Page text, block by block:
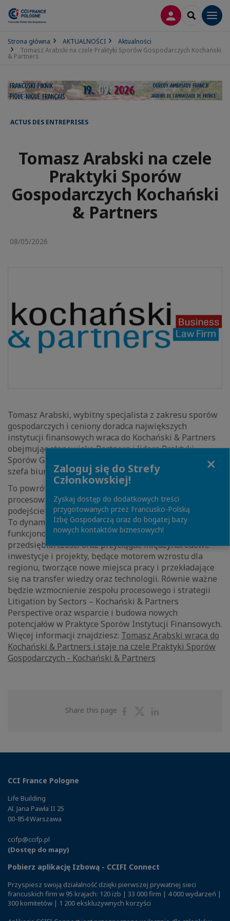
LOGOWANIE
SEARCH
Strona główna AKTUALNOŚCI
Aktualności
Tomasz Arabski na czele Praktyki Sporów Gospodarczych Kochański
& Partners
ACTUS DES ENTREPRISES
Tomasz Arabski na czele
Praktyki Sporów
Gospodarczych Kochański
& Partners
08/05/2026
Tomasz Arabski, wybitny specjalista z zakresu sporów
gospodarczych i ceniony doradca największych
instytucji finansowych wraca do Kochański & Partners
obejmując stanowisko Partnera i lidera Praktyki
Sporów Gospodarczych (Commercial Disputes) oraz
szefa biura kancelarii w Krakowie.
To powrót cenionego eksperta, który swoją wiedzę
procesową łączy z biznesowym, czysto pragmatycznym
podejściem. Misja Tomasza opiera się na kilku filarach.
To dynamiczny rozwój krakowskiego biura, które ma
funkcjonować jako hub dla silnych, lokalnych liderów
przedsiębiorczości oraz przyciągać międzynarodowe
inwestycje i projekty, będące motorem wzrostu dla
regionu, tworzące nowe miejsca pracy i przekładające
się na transfer wiedzy oraz technologii. Równie ważne
będzie wzmocnienie zespołu procesowego i strategii
Litigation by Sectors – Kochański & Partners
Perspective oraz wsparcie i budowa nowych
potencjałów w Praktyce Sporów Instytucji Finansowych.
Więcej informacji znajdziesz: Tomasz Arabski wraca do
Kochański & Partners i staje na czele Praktyki Sporów
Gospodarczych - Kochański & Partners
Share this page
ShareShare
CCI France Pologne
Life Building
Al. Jana Pawła II 25
00-854 Warszawa
ccifp@ccifp.pl
(Dostęp do mapy)
Pobierz aplikację Izbową - CCIFI Connect
Przyspiesz swoją działalność dzięki pierwszej prywatnej sieci
francuskich firm w 95 krajach: 120 izb | 33 000 firm | 4 000 wydarzeń |
300 komitetów | 1 200 ekskluzywnych korzyści
Zaloguj się do Strefy
Członkowskiej!
Zyskaj dostęp do dodatkowych treści
przygotowanych przez Francusko-Polską
Izbę Gospodarczą oraz do bogatej bazy
nowych kontaktów biznesowych!